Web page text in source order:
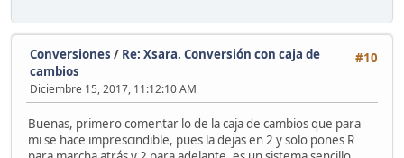
#10
Conversiones / Re: Xsara. Conversión con caja de
cambios
Diciembre 15, 2017, 11:12:10 AM
Buenas, primero comentar lo de la caja de cambios que para
mi se hace imprescindible, pues la dejas en 2 y solo pones R